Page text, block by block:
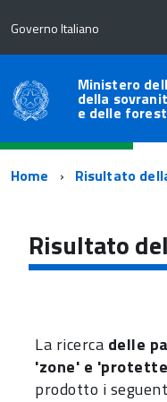
Governo Italiano
Ministero
della
e delle
Percorso
navigazione
Home Risultato
Risultato
La ricerca delle
'zone' e
prodotto i